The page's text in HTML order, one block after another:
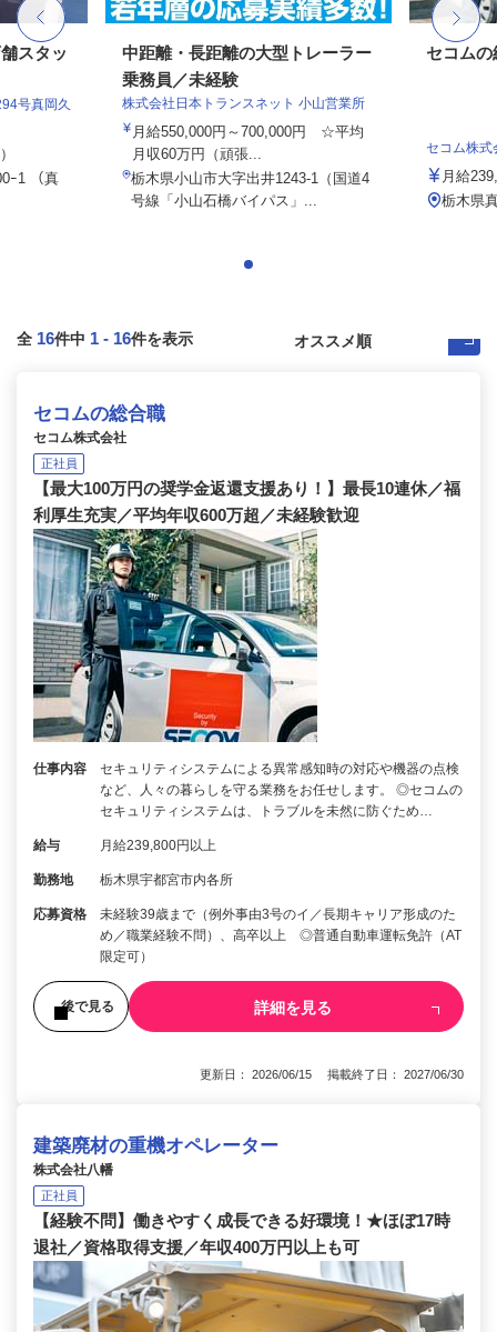
スタッ
号真岡久
ｰ1 （真
中距離・長距離の大型トレーラー
乗務員／未経験
株式会社日本トランスネット 小山営業所
月給550,000円～700,000円 ☆平均
月収60万円（頑張...
栃木県小山市大字出井1243-1（国道4
号線「小山石橋バイパス」...
セコムの
セコム株式
月給
栃木県
全 16件中 1 - 16件を表示
セコムの総合職
セコム株式会社
正社員
【最大100万円の奨学金返還支援あり！】最長10連休／福
利厚生充実／平均年収600万超／未経験歓迎
仕事内容
セキュリティシステムによる異常感知時の対応や機器の点検
など、人々の暮らしを守る業務をお任せします。 ◎セコムの
セキュリティシステムは、トラブルを未然に防ぐため…
給与 月給239,800円以上
勤務地 栃木県宇都宮市内各所
応募資格
未経験39歳まで（例外事由3号のイ／長期キャリア形成のた
め／職業経験不問）、高卒以上 ◎普通自動車運転免許（AT
限定可）
後で見る 詳細を見る
更新日： 2026/06/15 掲載終了日： 2027/06/30
建築廃材の重機オペレーター
株式会社八幡
正社員
【経験不問】働きやすく成長できる好環境！★ほぼ17時
退社／資格取得支援／年収400万円以上も可